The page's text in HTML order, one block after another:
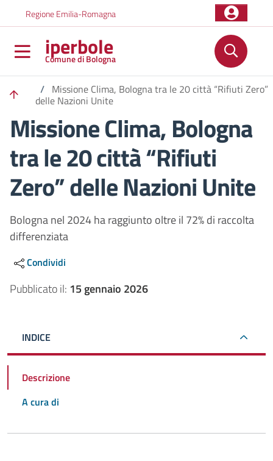
Regione Emilia-Romagna
iperbole
Comune di Bologna
/ Missione Clima, Bologna tra le 20 città “Rifiuti Zero”
delle Nazioni Unite
Missione Clima, Bologna
tra le 20 città “Rifiuti
Zero” delle Nazioni Unite
Bologna nel 2024 ha raggiunto oltre il 72% di raccolta
differenziata
Condividi
Pubblicato il: 15 gennaio 2026
INDICE
Descrizione
A cura di